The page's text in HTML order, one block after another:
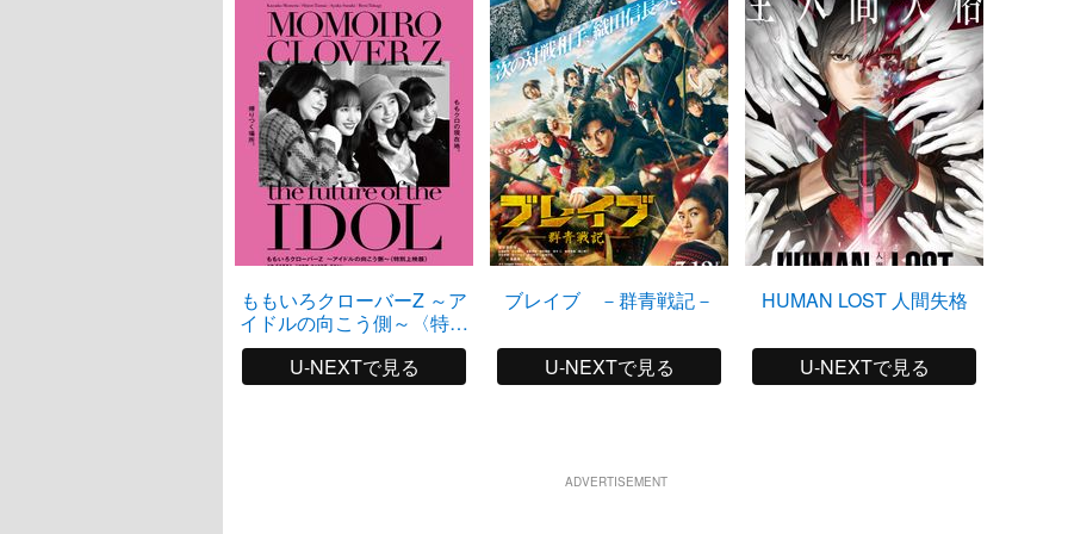
ももいろクローバーZ ～ア
イドルの向こう側～〈特別
上映版〉
U-NEXTで見る
ブレイブ －群青戦記－
U-NEXTで見る
HUMAN LOST 人間失格
U-NEXTで見る
ADVERTISEMENT